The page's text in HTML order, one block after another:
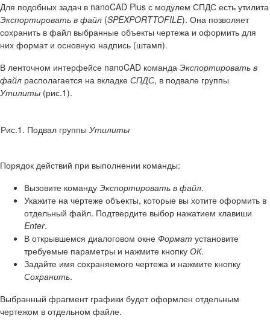
Для подобных задач в nanoCAD Plus с модулем СПДС есть утилита
Экспортировать в файл (SPEXPORTTOFILE). Она позволяет
сохранить в файл выбранные объекты чертежа и оформить для
них формат и основную надпись (штамп).
В ленточном интерфейсе nanoCAD команда Экспортировать в
файл располагается на вкладке СПДС, в подвале группы
Утилиты (рис.1).
Рис.1. Подвал группы Утилиты
Порядок действий при выполнении команды:
Вызовите команду Экспортировать в файл.
Укажите на чертеже объекты, которые вы хотите оформить в
отдельный файл. Подтвердите выбор нажатием клавиши
Enter.
В открывшемся диалоговом окне Формат установите
требуемые параметры и нажмите кнопку ОК.
Задайте имя сохраняемого чертежа и нажмите кнопку
Сохранить.
Выбранный фрагмент графики будет оформлен отдельным
чертежом в отдельном файле.